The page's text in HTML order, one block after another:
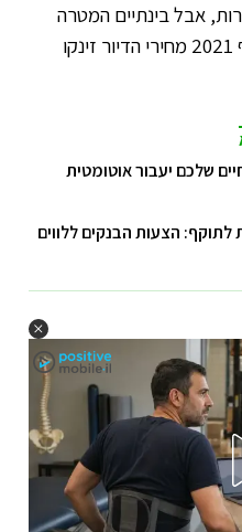
אבל בינתיים המטרה
רחוקה מהשגה. להיפך, נכון לסוף 2021 מחירי הדיור זינקו
שלכם יעבור אוטומטית
הצעות הבנקים ללווים